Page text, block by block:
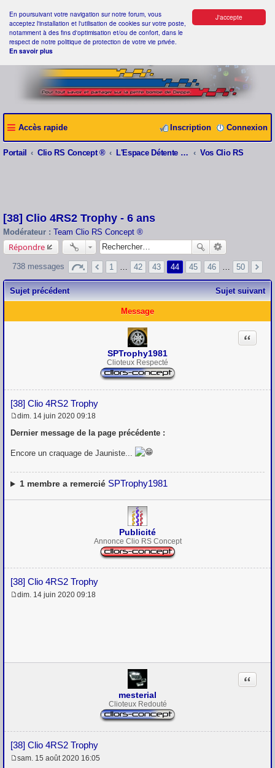
J'accepte
En poursuivant votre navigation sur notre forum, vous
acceptez l'installation et l'utilisation de cookies sur votre poste,
notamment à des fins d'optimisation et/ou de confort, dans le
respect de notre politique de protection de votre vie privée.
En savoir plus
Accès rapide Connexion
Inscription
Portail Clio RS Concept ® L'Espace Détente Clio RS Concept ® Vos Clio RS
[38] Clio 4RS2 Trophy - 6 ans
Modérateur : Team Clio RS Concept ®
Répondre
738 messages 1 42 43 44 45 46 50
Sujet précédent Sujet suivant
Message
SPTrophy1981
Clioteux Respecté
[38] Clio 4RS2 Trophy
Citation
e
a
e
dim. 14 juin 2020 09:18
Dernier message de la page précédente :
Encore un craquage de Jauniste...
1membre a remercié SPTrophy1981
Publicité
Annonce Clio RS Concept
[38] Clio 4RS2 Trophy
dim. 14 juin 2020 09:18
mesterial
Clioteux Redouté
[38] Clio 4RS2 Trophy
Citation
sam. 15 août 2020 16:05